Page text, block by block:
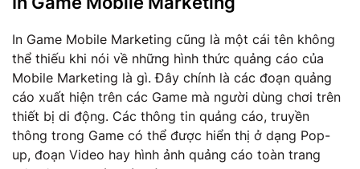
In Game Mobile Marketing cũng là một cái tên không
thể thiếu khi nói về những hình thức quảng cáo của
Mobile Marketing là gì. Đây chính là các đoạn quảng
cáo xuất hiện trên các Game mà người dùng chơi trên
thiết bị di động. Các thông tin quảng cáo, truyền
thông trong Game có thể được hiển thị ở dạng Pop-
up, đoạn Video hay hình ảnh quảng cáo toàn trang